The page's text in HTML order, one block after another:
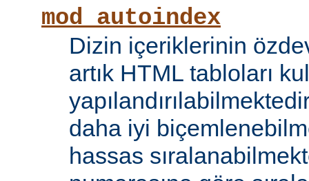
mod_autoindex
Dizin içeriklerinin
artık HTML tabloları
daha iyi
hassas